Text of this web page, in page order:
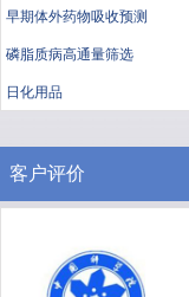
早期体外药物吸收预测
磷脂质病高通量筛选
日化用品
客户评价